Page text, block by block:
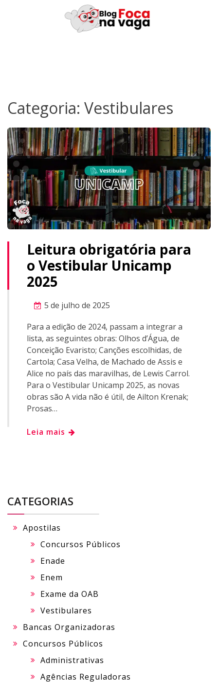
Categoria: Vestibulares
Leitura obrigatória para
o Vestibular Unicamp
2025
5 de julho de 2025
Para a edição de 2024, passam a integrar a
lista, as seguintes obras: Olhos d’Água, de
Conceição Evaristo; Canções escolhidas, de
Cartola; Casa Velha, de Machado de Assis e
Alice no país das maravilhas, de Lewis Carrol.
Para o Vestibular Unicamp 2025, as novas
obras são A vida não é útil, de Ailton Krenak;
Prosas…
Leia mais
CATEGORIAS
Apostilas
Concursos Públicos
Enade
Enem
Exame da OAB
Vestibulares
Bancas Organizadoras
Concursos Públicos
Administrativas
Agências Reguladoras